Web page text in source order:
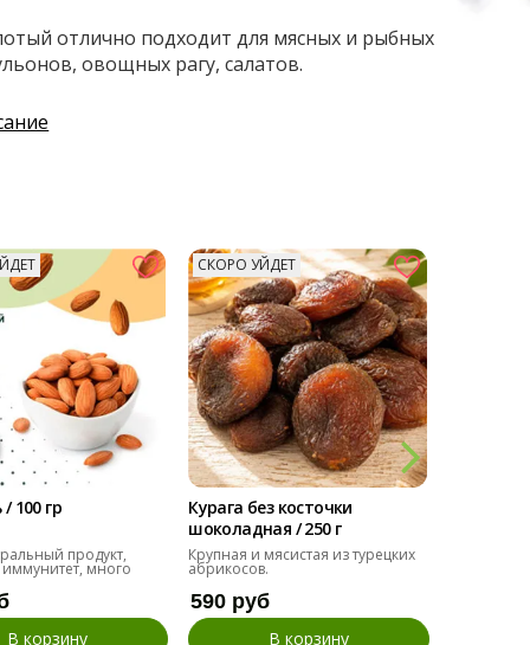
отлично подходит для мясных и рыбных
овощных рагу, салатов.
100 гр
продукт,
иммунитет, много
В корзину
СКОРО УЙДЕТ
Курага без косточки
шоколадная / 250 г
Крупная и мясистая из турецких
абрикосов.
590 руб
В корзину